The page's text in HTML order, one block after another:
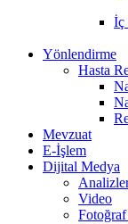
İç
Yönlendirme
Hasta
Mevzuat
E-İşlem
Dijital Medya
Video